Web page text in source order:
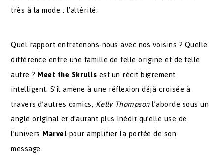
très à la mode : l’altérité.
Quel rapport entretenons-nous avec nos voisins ? Quelle
différence entre une famille de telle origine et de telle
autre ? Meet the Skrullsest un récit bigrement
intelligent. S’il amène à une réflexion déjà croisée à
travers d’autres comics, Kelly Thompsonl’aborde sous un
angle original et d’autant plus inédit qu’elle use de
l’univers Marvelpour amplifier la portée de son
message.